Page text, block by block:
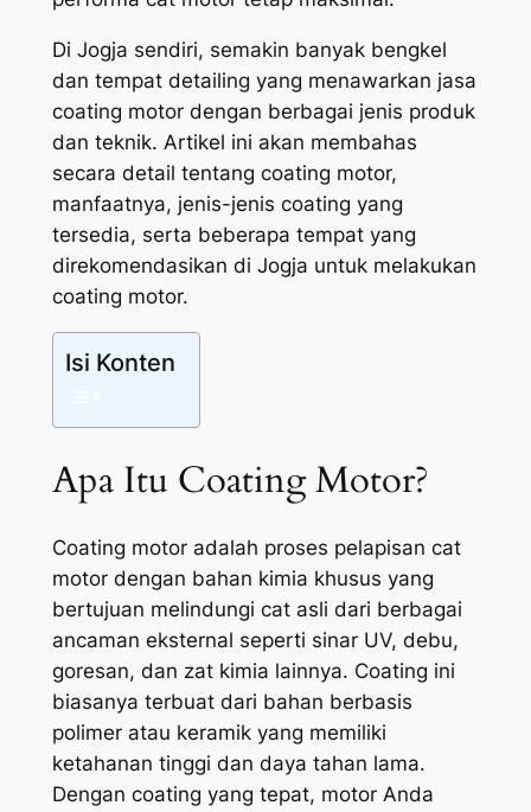
Di Jogja sendiri, semakin banyak bengkel
dan tempat detailing yang menawarkan jasa
coating motor dengan berbagai jenis produk
dan teknik. Artikel ini akan membahas
secara detail tentang coating motor,
manfaatnya, jenis-jenis coating yang
tersedia, serta beberapa tempat yang
direkomendasikan di Jogja untuk melakukan
coating motor.
Isi Konten
Apa Itu Coating Motor?
Coating motor adalah proses pelapisan cat
motor dengan bahan kimia khusus yang
bertujuan melindungi cat asli dari berbagai
ancaman eksternal seperti sinar UV, debu,
goresan, dan zat kimia lainnya. Coating ini
biasanya terbuat dari bahan berbasis
polimer atau keramik yang memiliki
ketahanan tinggi dan daya tahan lama.
Dengan coating yang tepat, motor Anda